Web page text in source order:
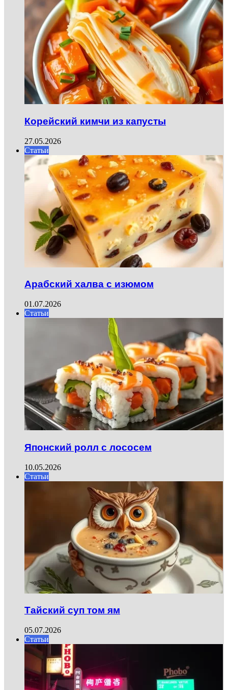
Корейский кимчи из капусты
27.05.2026
Статьи
Арабский халва с изюмом
01.07.2026
Статьи
Японский ролл с лососем
10.05.2026
Статьи
Тайский суп том ям
05.07.2026
Статьи